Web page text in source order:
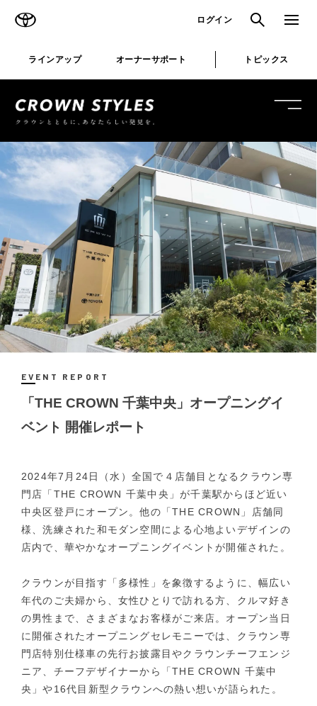
ログイン 検索 メニュ
ラインアップ オーナーサポート トピックス
EVENT REPORT
「THE CROWN 千葉中央」オープニングイ
ベント 開催レポート
2024年7月24日（水）全国で４店舗目となるクラウン専
門店「THE CROWN 千葉中央」が千葉駅からほど近い
中央区登戸にオープン。他の「THE CROWN」店舗同
様、洗練された和モダン空間による心地よいデザインの
店内で、華やかなオープニングイベントが開催された。
クラウンが目指す「多様性」を象徴するように、幅広い
年代のご夫婦から、女性ひとりで訪れる方、クルマ好き
の男性まで、さまざまなお客様がご来店。オープン当日
に開催されたオープニングセレモニーでは、クラウン専
門店特別仕様車の先行お披露目やクラウンチーフエンジ
ニア、チーフデザイナーから「THE CROWN 千葉中
央」や16代目新型クラウンへの熱い想いが語られた。